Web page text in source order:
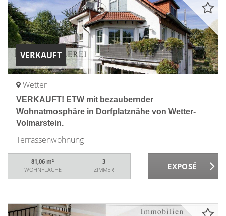
VERKAUFT
Wetter
VERKAUFT! ETW mit bezaubernder
Wohnatmosphäre in Dorfplatznähe von Wetter-
Volmarstein.
Terrassenwohnung
81,06 m²
WOHNFLÄCHE
3
ZIMMER